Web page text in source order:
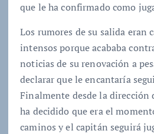
que le ha confirmado como
Los rumores de su salida eran
intensos porque acababa
noticias de su renovación a
declarar que le encantaría
Finalmente desde la dirección
ha decidido que era el
caminos y el capitán seguirá